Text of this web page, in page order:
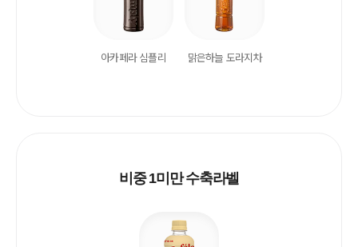
아카페라 심플리 맑은하늘 도라지차
비중 1미만 수축라벨